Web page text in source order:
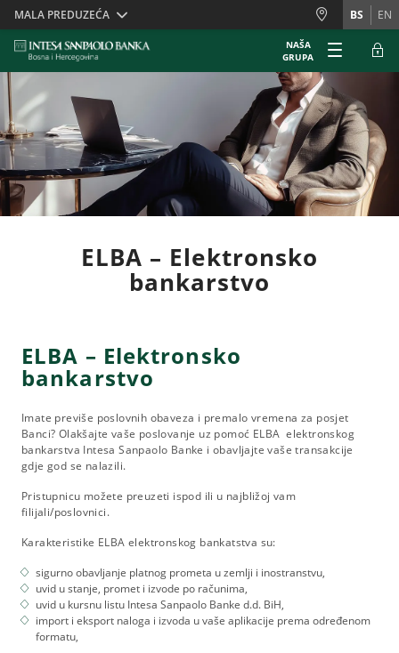
Skiplinks
MALA PREDUZEĆA BS EN
NAŠA
GRUPA
ELBA – Elektronsko
bankarstvo
ELBA – Elektronsko
bankarstvo
Imate previše poslovnih obaveza i premalo vremena za posjet
Banci? Olakšajte vaše poslovanje uz pomoć ELBA elektronskog
bankarstva Intesa Sanpaolo Banke i obavljajte vaše transakcije
gdje god se nalazili.
Pristupnicu možete preuzeti ispod ili u najbližoj vam
filijali/poslovnici.
Karakteristike ELBA elektronskog bankatstva su:
sigurno obavljanje platnog prometa u zemlji i inostranstvu,
uvid u stanje, promet i izvode po računima,
uvid u kursnu listu Intesa Sanpaolo Banke d.d. BiH,
import i eksport naloga i izvoda u vaše aplikacije prema određenom
formatu,